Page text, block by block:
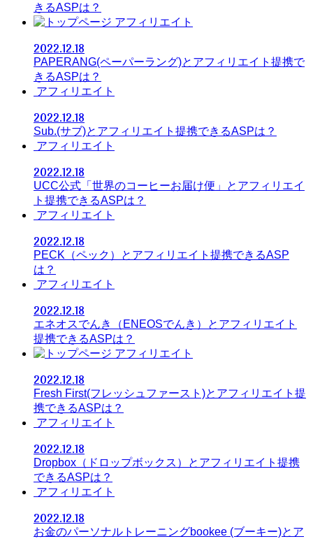
きるASPは？
アフィリエイト
2022.12.18
PAPERANG(ペーパーラング)とアフィリエイト提携で
きるASPは？
アフィリエイト
2022.12.18
Sub.(サブ)とアフィリエイト提携できるASPは？
アフィリエイト
2022.12.18
UCC公式「世界のコーヒーお届け便」とアフィリエイ
ト提携できるASPは？
アフィリエイト
2022.12.18
PECK（ペック）とアフィリエイト提携できるASP
は？
アフィリエイト
2022.12.18
エネオスでんき（ENEOSでんき）とアフィリエイト
提携できるASPは？
アフィリエイト
2022.12.18
Fresh First(フレッシュファースト)とアフィリエイト提
携できるASPは？
アフィリエイト
2022.12.18
Dropbox（ドロップボックス）とアフィリエイト提携
できるASPは？
アフィリエイト
2022.12.18
お金のパーソナルトレーニングbookee (ブーキー)とア